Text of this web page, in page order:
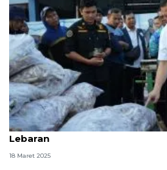
KKP cek kesiapan pasokan
Lebaran
18 Maret 2025